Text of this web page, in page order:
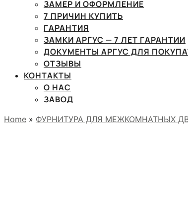
ЗАМЕР И ОФОРМЛЕНИЕ
7 ПРИЧИН КУПИТЬ
ГАРАНТИЯ
ЗАМКИ АРГУС — 7 ЛЕТ ГАРАНТИИ
ДОКУМЕНТЫ АРГУС ДЛЯ
ОТЗЫВЫ
КОНТАКТЫ
О НАС
ЗАВОД
Home » ФУРНИТУРА ДЛЯ МЕЖКОМНАТНЫХ